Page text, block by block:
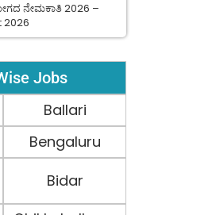
ನೇಮಕಾತಿ 2026 –
2026
Jobs
Ballari
Bengaluru
Bidar